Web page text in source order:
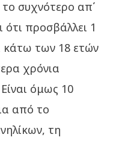
συχνότερο απ΄
προσβάλλει 1
κάτω των 18 ετών
χρόνια
όμως 10
από το
τη